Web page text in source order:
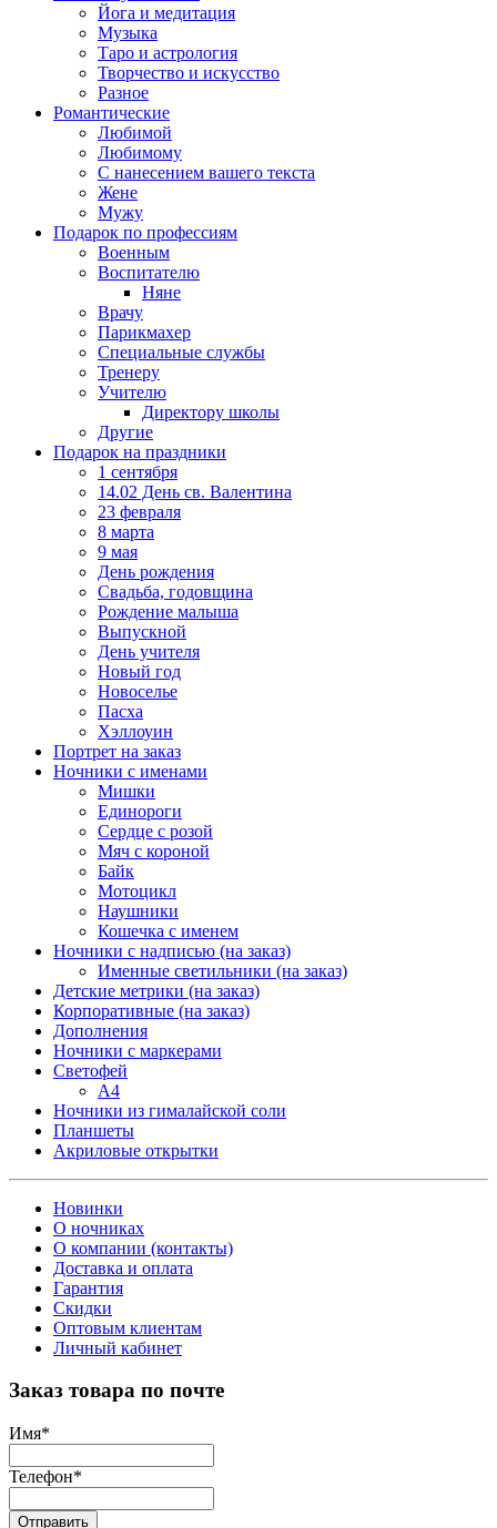
Йога и медитация
Музыка
Таро и астрология
Творчество и искусство
Разное
Романтические
Любимой
Любимому
С нанесением вашего текста
Жене
Мужу
Подарок по профессиям
Военным
Воспитателю
Няне
Врачу
Парикмахер
Специальные службы
Тренеру
Учителю
Директору школы
Другие
Подарок на праздники
1 сентября
14.02 День св. Валентина
23 февраля
8 марта
9 мая
День рождения
Свадьба, годовщина
Рождение малыша
Выпускной
День учителя
Новый год
Новоселье
Пасха
Хэллоуин
Портрет на заказ
Ночники с именами
Мишки
Единороги
Сердце с розой
Мяч с короной
Байк
Мотоцикл
Наушники
Кошечка с именем
Ночники с надписью (на заказ)
Именные светильники (на заказ)
Детские метрики (на заказ)
Корпоративные (на заказ)
Дополнения
Ночники с маркерами
Светофей
А4
Ночники из гималайской соли
Планшеты
Акриловые открытки
Новинки
О ночниках
О компании (контакты)
Доставка и оплата
Гарантия
Скидки
Оптовым клиентам
Личный кабинет
Заказ товара по почте
Имя*
Телефон*
Отправить